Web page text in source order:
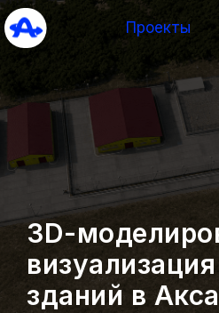
Проекты
3D-
зданий в